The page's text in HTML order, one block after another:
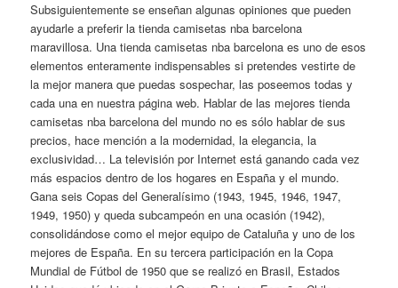
Subsiguientemente se enseñan algunas opiniones que pueden
ayudarle a preferir la tienda camisetas nba barcelona
maravillosa. Una tienda camisetas nba barcelona es uno de esos
elementos enteramente indispensables si pretendes vestirte de
la mejor manera que puedas sospechar, las poseemos todas y
cada una en nuestra página web. Hablar de las mejores tienda
camisetas nba barcelona del mundo no es sólo hablar de sus
precios, hace mención a la modernidad, la elegancia, la
exclusividad… La televisión por Internet está ganando cada vez
más espacios dentro de los hogares en España y el mundo.
Gana seis Copas del Generalísimo (1943, 1945, 1946, 1947,
1949, 1950) y queda subcampeón en una ocasión (1942),
consolidándose como el mejor equipo de Cataluña y uno de los
mejores de España. En su tercera participación en la Copa
Mundial de Fútbol de 1950 que se realizó en Brasil, Estados